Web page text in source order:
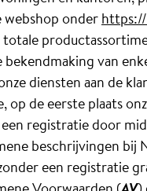
onder
van
diensten aan de
de eerste plaats
registratie door
beschrijvingen
een registratie